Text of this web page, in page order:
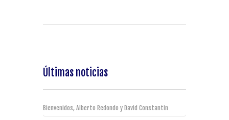
Últimas noticias
Bienvenidos, Alberto Redondo y David Constantin